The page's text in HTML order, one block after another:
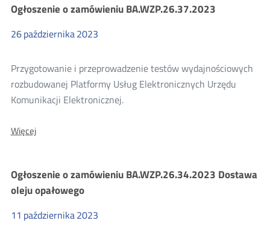
Zamówienia
publiczne
2023
Ogłoszenie o zamówieniu BA.WZP.26.37.2023
26października2023
Przygotowanie i przeprowadzenie testów wydajnościowych
rozbudowanej Platformy Usług Elektronicznych Urzędu
Komunikacji Elektronicznej.
WięcejO:
BA.WZP.26.37.2023
Ogłoszenie o zamówieniu BA.WZP.26.34.2023 Dostawa
oleju opałowego
11 października2023